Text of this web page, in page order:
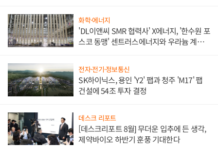
화학·에너지
'DL이앤씨 SMR 협력사' X에너지, '한수원 포
스코 동맹' 센트러스에너지와 우라늄 계약
전자·전기·정보통신
SK하이닉스, 용인 'Y2' 팹과 청주 'M17' 팹
건설에 54조 투자 결정
데스크 리포트
[데스크리포트 8월] 무더운 입추에 든 생각,
제약바이오 하반기 훈풍 기대한다